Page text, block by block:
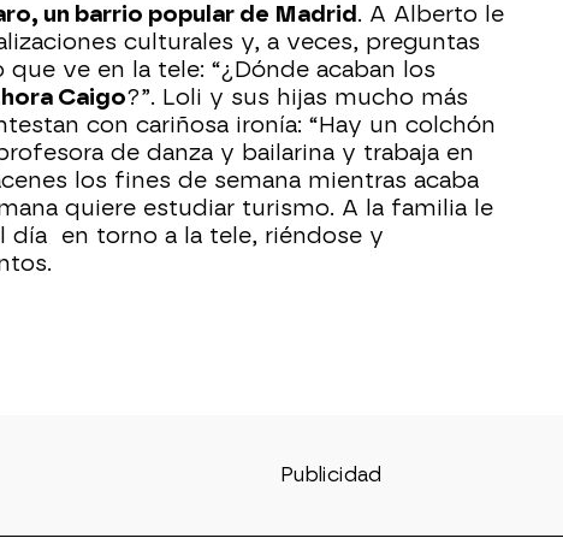
un barrio popular de Madrid . A Alberto le
culturales y, a veces, preguntas
ve en la tele: “¿Dónde acaban los
Caigo?”. Loli y sus hijas mucho más
con cariñosa ironía: “Hay un colchón
de danza y bailarina y trabaja en
los fines de semana mientras acaba
quiere estudiar turismo. A la familia le
día en torno a la tele, riéndose y